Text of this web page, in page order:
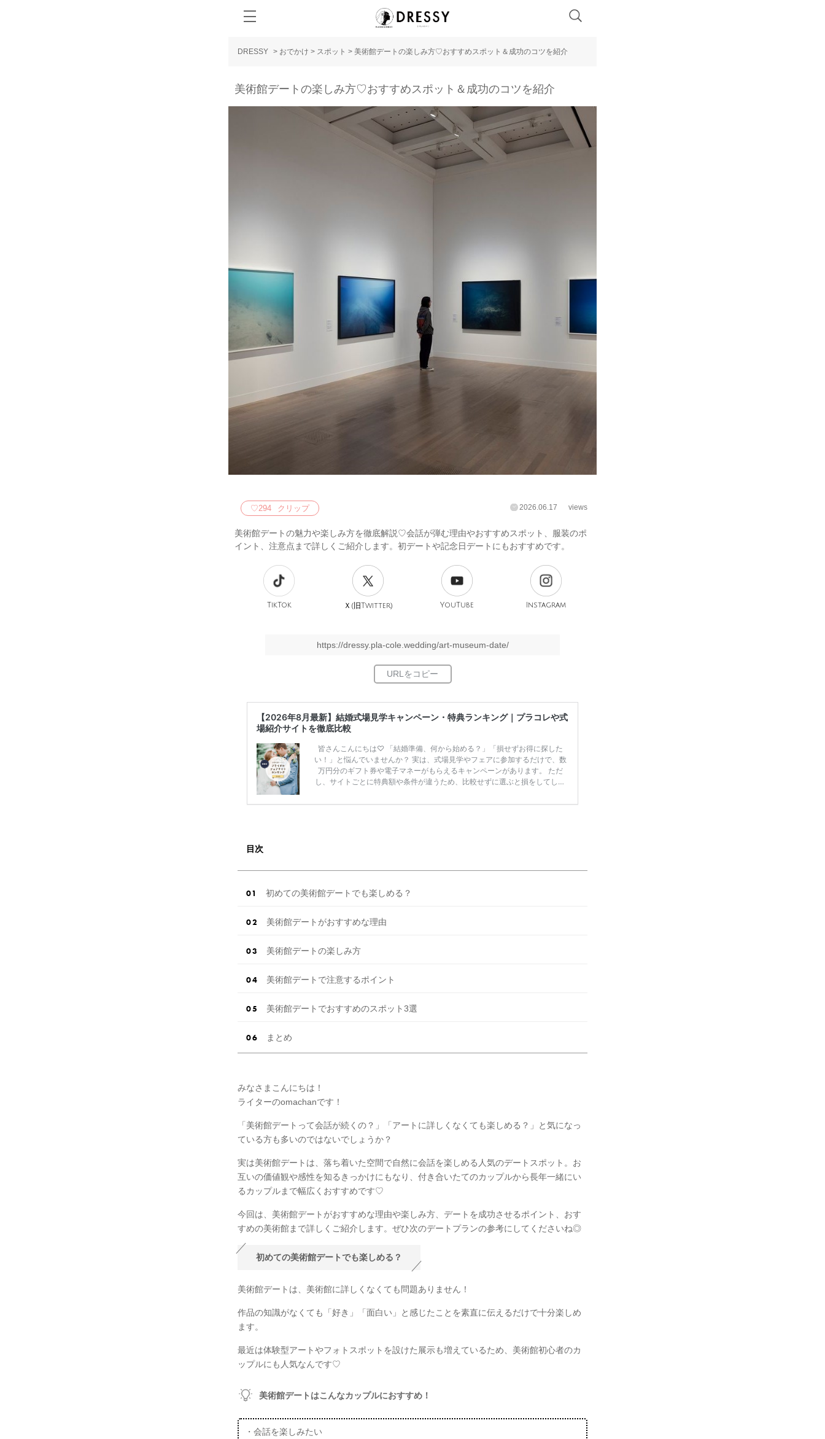
DRESSY > おでかけ > スポット > 美術館デートの楽しみ方♡おすすめスポット＆成功のコツを紹介
美術館デートの楽しみ方♡おすすめスポット＆成功のコツを紹介
♡294 クリップ 2026.06.17 views
美術館デートの魅力や楽しみ方を徹底解説♡会話が弾む理由やおすすめスポット、服装のポ
イント、注意点まで詳しくご紹介します。初デートや記念日デートにもおすすめです。
TikTok Ｘ(旧Twitter) YouTube Instagram
https://dressy.pla-cole.wedding/art-museum-date/
【2026年8月最新】結婚式場見学キャンペーン・特典ランキング｜プラコレや式
場紹介サイトを徹底比較
皆さんこんにちは♡ 「結婚準備、何から始める？」「損せずお得に探した
い！」と悩んでいませんか？ 実は、式場見学やフェアに参加するだけで、数
万円分のギフト券や電子マネーがもらえるキャンペーンがあります。 ただ
し、サイトごとに特典額や条件が違うため、比較せずに選ぶと損をしてしま
ンペーン特典ランキングを公開！ 比較サイト：プラコレ、ゼクシィ、ハナユ
目次
初めての美術館デートでも楽しめる？
美術館デートがおすすめな理由
美術館デートの楽しみ方
美術館デートで注意するポイント
美術館デートでおすすめのスポット3選
まとめ
みなさまこんにちは！
ライターのomachanです！
「美術館デートって会話が続くの？」「アートに詳しくなくても楽しめる？」と気になっ
ている方も多いのではないでしょうか？
実は美術館デートは、落ち着いた空間で自然に会話を楽しめる人気のデートスポット。お
互いの価値観や感性を知るきっかけにもなり、付き合いたてのカップルから長年一緒にい
るカップルまで幅広くおすすめです♡
今回は、美術館デートがおすすめな理由や楽しみ方、デートを成功させるポイント、おす
すめの美術館まで詳しくご紹介します。ぜひ次のデートプランの参考にしてくださいね◎
初めての美術館デートでも楽しめる？
美術館デートは、美術館に詳しくなくても問題ありません！
作品の知識がなくても「好き」「面白い」と感じたことを素直に伝えるだけで十分楽しめ
ます。
最近は体験型アートやフォトスポットを設けた展示も増えているため、美術館初心者のカ
ップルにも人気なんです♡
美術館デートはこんなカップルにおすすめ！
・会話を楽しみたい